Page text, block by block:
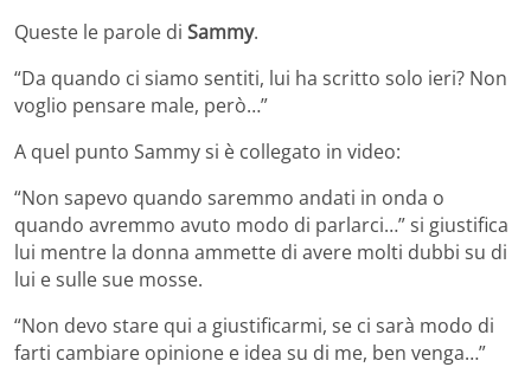
Queste le parole di Sammy.
“Da quando ci siamo sentiti, lui ha scritto solo ieri? Non
voglio pensare male, però…”
A quel punto Sammy si è collegato in video:
“Non sapevo quando saremmo andati in onda o
quando avremmo avuto modo di parlarci…” si giustifica
lui mentre la donna ammette di avere molti dubbi su di
lui e sulle sue mosse.
“Non devo stare qui a giustificarmi, se ci sarà modo di
farti cambiare opinione e idea su di me, ben venga…”